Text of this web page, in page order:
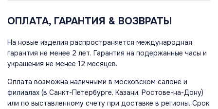
ОПЛАТА, ГАРАНТИЯ & ВОЗВРАТЫ
На новые изделия распространяется международная
гарантия не менее 2 лет. Гарантия на подержанные часы и
украшения не менее 12 месяцев.
Оплата возможна наличными в московском салоне и
филиалах (в Санкт-Петербурге, Казани, Ростове-на-Дону)
или по выставленному счету при доставке в регионы. Срок